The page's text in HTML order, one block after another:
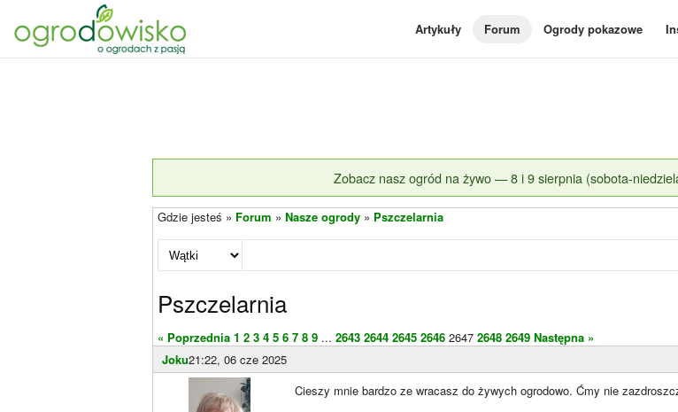
Artykuły Forum Ogrody pokazowe
Zobacz nasz ogród na żywo — 8 i 9 sierpnia (sobota-
Gdzie jesteś » Forum » Nasze ogrody » Pszczelarnia
Pszczelarnia
« Poprzednia 1 2 3 4 5 6 7 8 9 ... 2643 2644 2645 2646 2647 2648 2649 Następna »
Joku21:22, 06 cze 2025
Cieszy mnie bardzo ze wracasz do żywych ogrodowo. Ćmy nie